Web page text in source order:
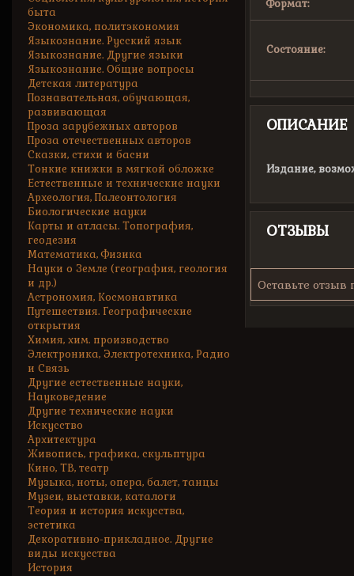
быта
Экономика, политэкономия
Языкознание. Русский язык
Языкознание. Другие языки
Языкознание. Общие вопросы
Детская литература
Познавательная, обучающая,
развивающая
Проза зарубежных авторов
Проза отечественных авторов
Сказки, стихи и басни
Тонкие книжки в мягкой обложке
Естественные и технические науки
Археология, Палеонтология
Биологические науки
Карты и атласы. Топография,
геодезия
Математика, Физика
Науки о Земле (география, геология
и др.)
Астрономия, Космонавтика
Путешествия. Географические
открытия
Химия, хим. производство
Электроника, Электротехника, Радио
и Связь
Другие естественные науки,
Науковедение
Другие технические науки
Искусство
Архитектура
Живопись, графика, скульптура
Кино, ТВ, театр
Музыка, ноты, опера, балет, танцы
Музеи, выставки, каталоги
Теория и история искусства,
эстетика
Декоративно-прикладное. Другие
виды искусства
История
Формат:
Состояние:
ОПИСАНИЕ
Издание,
ОТЗЫВЫ
Оставьте отзыв